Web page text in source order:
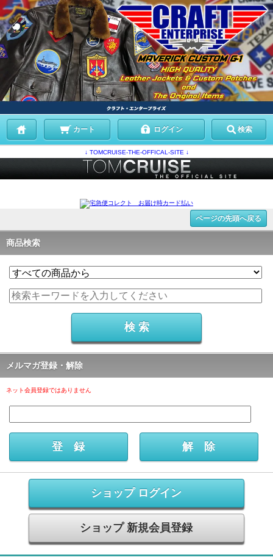
カート ログイン 検索
↓ TOMCRUISE-THE-OFFICAL-SITE ↓
ページの先頭へ戻る
商品検索
メルマガ登録・解除
ネット会員登録ではありません
ショップ ログイン
ショップ 新規会員登録